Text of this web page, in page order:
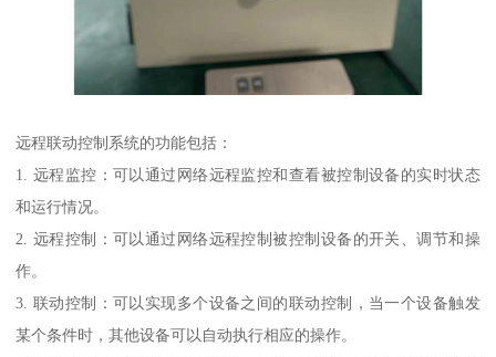
远程联动控制系统的功能包括：
1. 远程监控：可以通过网络远程监控和查看被控制设备的实时状态
和运行情况。
2. 远程控制：可以通过网络远程控制被控制设备的开关、调节和操
作。
3. 联动控制：可以实现多个设备之间的联动控制，当一个设备触发
某个条件时，其他设备可以自动执行相应的操作。